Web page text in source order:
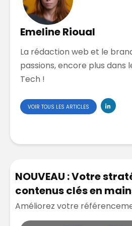
Emeline Rioual
La rédaction web et le
passions, encore plus dans
Tech !
VOIR TOUS LES ARTICLES
NOUVEAU : Votre
contenus clés en
Améliorez votre